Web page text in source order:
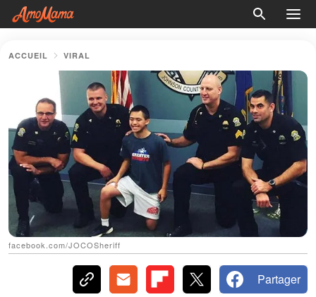
ACCUEIL VIRAL
facebook.com/JOCOSheriff
Partager